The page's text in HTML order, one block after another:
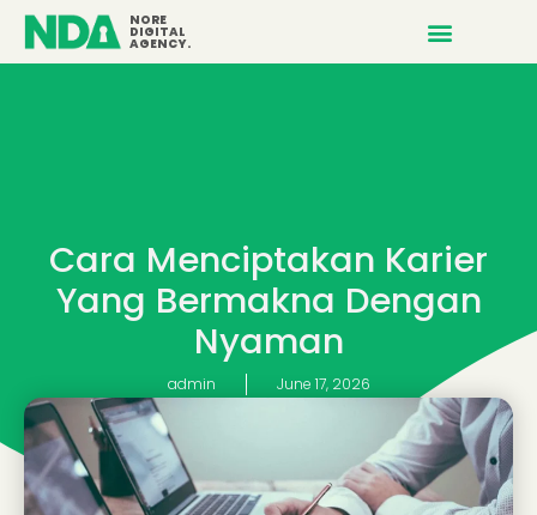
NORE
DIGITAL
AGENCY.
Cara Menciptakan Karier
Yang Bermakna Dengan
Nyaman
admin June 17, 2026